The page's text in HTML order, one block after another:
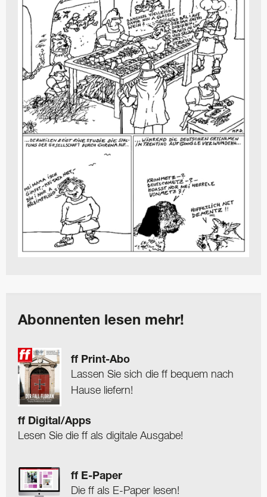
Abonnenten lesen mehr!
ff Print-Abo
Lassen Sie sich die ff bequem nach
Hause liefern!
ff Digital/Apps
Lesen Sie die ff als digitale Ausgabe!
ff E-Paper
Die ff als E-Paper lesen!